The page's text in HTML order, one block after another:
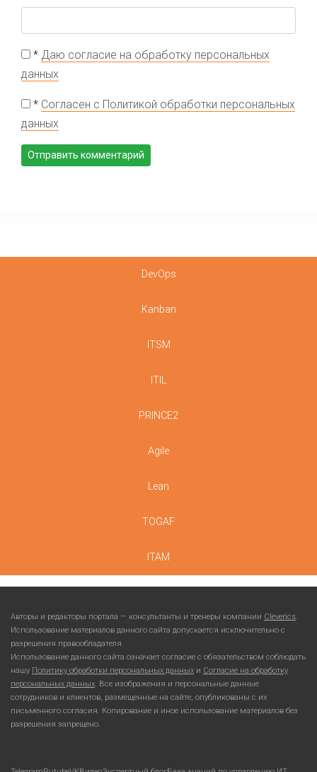
* Даю согласие на обработку персональных
данных
* Согласен с Политикой обработки персональных
данных
DevOps
Kanban
ITSM
ITIL
PRINCE2
Agile
Lean
TOGAF
ITAM
Авторы и редакторы портала — консультанты и тренеры компании Cleverics.
Использование материалов данного сайта допускается исключительно с
разрешения правообладателя.
Использование данного сайта означает согласие с обязательством соблюдать
нашу Политику обработки персональных данных и Согласие на обработку
персональных данных. Все изображения и персональные данные
сотрудников и клиентов, размещенные на сайте, опубликованы с их
письменного согласия. Копирование и иное использование материалов без
разрешения запрещено.